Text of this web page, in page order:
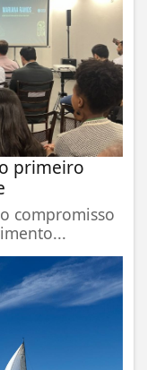
primeiro
compromisso